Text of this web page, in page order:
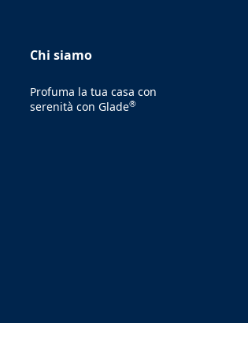
Chi siamo
Profuma la tua casa con
serenità con Glade®